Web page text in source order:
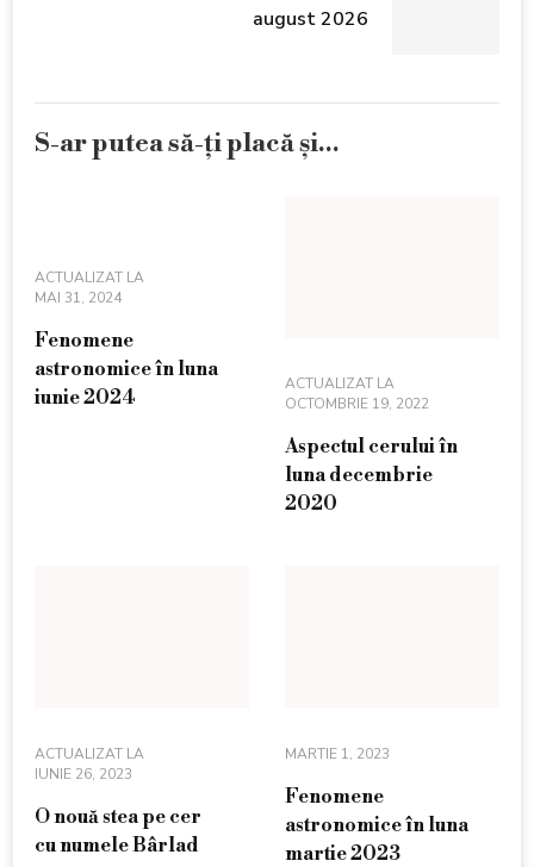
august 2026
S-ar putea să-ți placă și...
ACTUALIZAT LA
MAI 31, 2024
Fenomene
astronomice în luna
iunie 2024
ACTUALIZAT LA
OCTOMBRIE 19, 2022
Aspectul cerului în
luna decembrie
2020
ACTUALIZAT LA
IUNIE 26, 2023
O nouă stea pe cer
cu numele Bârlad
MARTIE 1, 2023
Fenomene
astronomice în luna
martie 2023